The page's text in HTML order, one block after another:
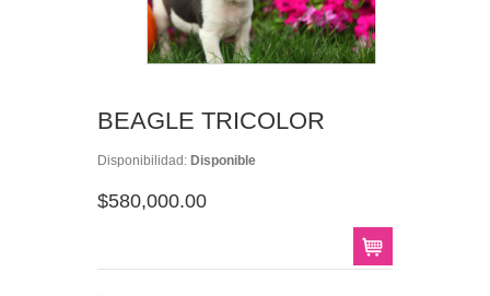
BEAGLE TRICOLOR
Disponibilidad: Disponible
$580,000.00